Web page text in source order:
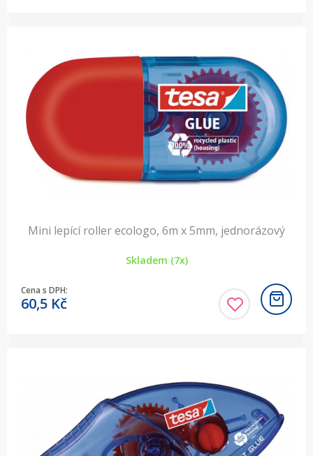
Mini lepící roller ecologo, 6m x 5mm, jednorázový
Skladem (7x)
Cena s DPH:
60,5 Kč